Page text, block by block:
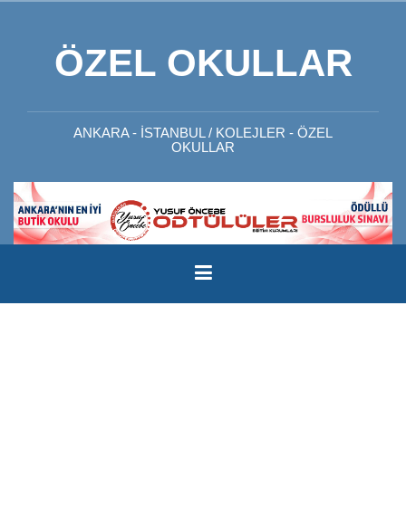
ÖZEL OKULLAR
ANKARA - İSTANBUL / KOLEJLER - ÖZEL
OKULLAR